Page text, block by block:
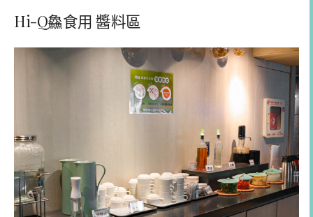
Hi-Q鱻食用 醬料區